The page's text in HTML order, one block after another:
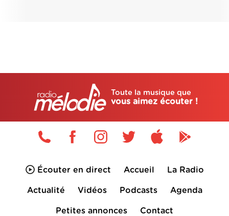
Toute la musique que
vous aimez écouter !
Écouter en direct Accueil La Radio
Actualité Vidéos Podcasts Agenda
Petites annonces Contact